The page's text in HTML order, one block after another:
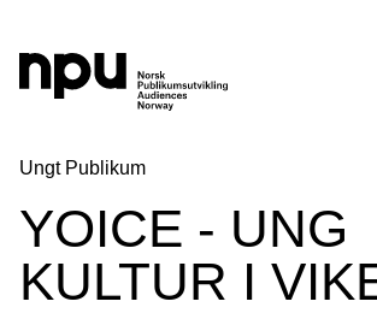
SØK
Ungt Publikum
YOICE - UNG
KULTUR I